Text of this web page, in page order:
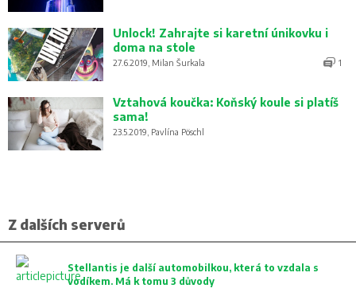
Unlock! Zahrajte si karetní únikovku i
doma na stole
27.6.2019, Milan Šurkala 1
Vztahová koučka: Koňský koule si platíš
sama!
23.5.2019, Pavlína Pöschl
Z dalších serverů
Stellantis je další automobilkou, která to vzdala s
vodíkem. Má k tomu 3 důvody